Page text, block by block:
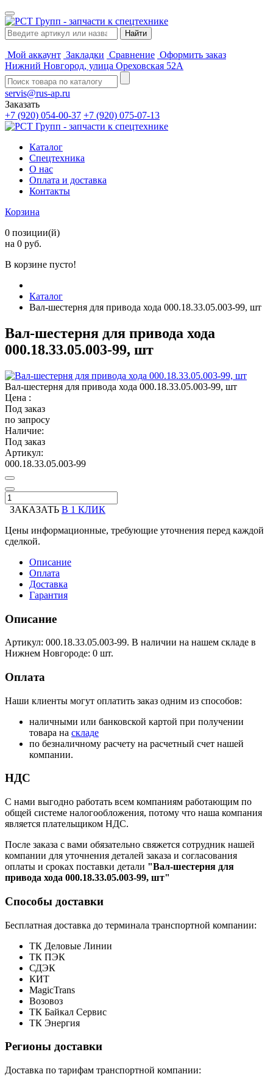
Мой аккаунт Закладки Сравнение Оформить заказ
Нижний Новгород, улица Ореховская 52А
servis@rus-ap.ru
Заказать
+7 (920) 054-00-37 +7 (920) 075-07-13
Каталог
Спецтехника
О нас
Оплата и доставка
Контакты
Корзина
0 позиции(й)
на 0 руб.
В корзине пусто!
Каталог
Вал-шестерня для привода хода 000.18.33.05.003-99, шт
Вал-шестерня для привода хода
000.18.33.05.003-99, шт
Вал-шестерня для привода хода 000.18.33.05.003-99, шт
Цена :
Под заказ
по запросу
Наличие:
Под заказ
Артикул:
000.18.33.05.003-99
ЗАКАЗАТЬ В 1 КЛИК
Цены информационные, требующие уточнения перед каждой
сделкой.
Описание
Оплата
Доставка
Гарантия
Описание
Артикул: 000.18.33.05.003-99. В наличии на нашем складе в
Нижнем Новгороде: 0 шт.
Оплата
Наши клиенты могут оплатить заказ одним из способов:
наличными или банковской картой при получении
товара на складе
по безналичному расчету на расчетный счет нашей
компании.
НДС
С нами выгодно работать всем компаниям работающим по
общей системе налогообложения, потому что наша компания
является плательщиком НДС.
После заказа с вами обязательно свяжется сотрудник нашей
компании для уточнения деталей заказа и согласования
оплаты и сроках поставки детали "Вал-шестерня для
привода хода 000.18.33.05.003-99, шт"
Способы доставки
Бесплатная доставка до терминала транспортной компании:
ТК Деловые Линии
ТК ПЭК
СДЭК
КИТ
MagicTrans
Возовоз
ТК Байкал Сервис
ТК Энергия
Регионы доставки
Доставка по тарифам транспортной компании: